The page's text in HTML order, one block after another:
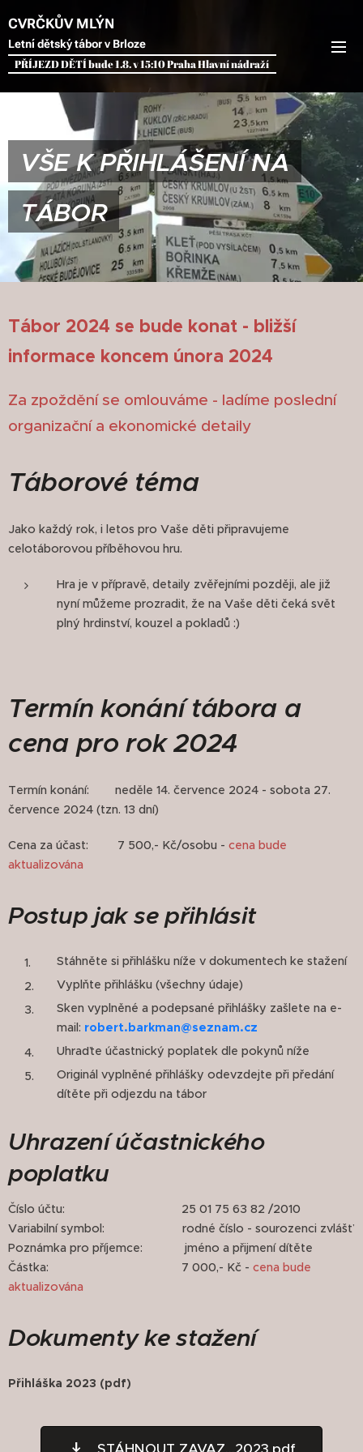
CVRČKŮV MLÝN
Letní dětský tábor v Brloze
PŘÍJEZD DĚTÍ bude 1.8. v 15:10 Praha Hlavní nádraží
VŠE K PŘIHLÁŠENÍ NA
TÁBOR
Tábor 2024 se bude konat - bližší
informace koncem února 2024
Za zpoždění se omlouváme - ladíme poslední
organizační a ekonomické detaily
Táborové téma
Jako každý rok, i letos pro Vaše děti připravujeme
celotáborovou příběhovou hru.
Hra je v přípravě, detaily zvěřejními později, ale již
nyní můžeme prozradit, že na Vaše děti čeká svět
plný hrdinství, kouzel a pokladů :)
Termín konání tábora a
cena pro rok 2024
Termín konání: neděle 14. července 2024 - sobota 27.
července 2024 (tzn. 13 dní)
Cena za účast: 7 500,- Kč/osobu - cena bude
aktualizována
Postup jak se přihlásit
Stáhněte si přihlášku níže v dokumentech ke stažení
Vyplňte přihlášku (všechny údaje)
Sken vyplněné a podepsané přihlášky zašlete na e-
mail: robert.barkman@seznam.cz
Uhraďte účastnický poplatek dle pokynů níže
Originál vyplněné přihlášky odevzdejte při předání
dítěte při odjezdu na tábor
Uhrazení účastnického
poplatku
Číslo účtu: 25 01 75 63 82 /2010
Variabilní symbol: rodné číslo - sourozenci zvlášť
Poznámka pro příjemce: jméno a přijmení dítěte
Částka: 7 000,- Kč - cena bude
aktualizována
Dokumenty ke stažení
Přihláška 2023 (pdf)